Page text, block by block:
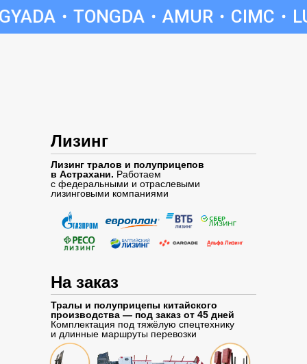
AMUR CIMC LUXUDA
Лизинг тралов и полуприцепов
в Астрахани. Работаем
с федеральными и отраслевыми
лизинговыми компаниями
Лизинг
На заказ
Тралы и полуприцепы китайского
производства — под заказ от 45 дней
Комплектация под тяжёлую спецтехнику
и длинные маршруты перевозки